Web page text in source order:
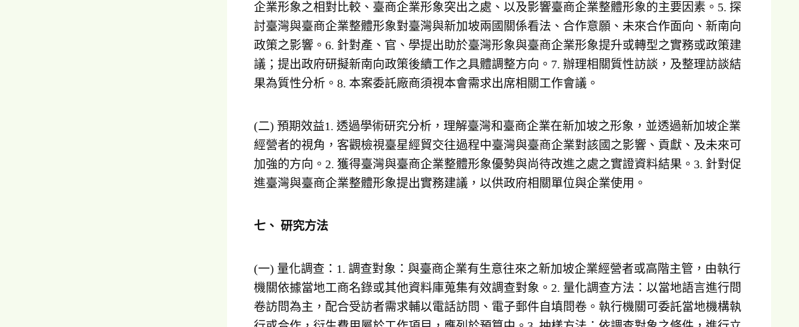
企業形象之相對比較、臺商企業形象突出之處、以及影響臺商企業整體形象的主要因素。5. 探
討臺灣與臺商企業整體形象對臺灣與新加坡兩國關係看法、合作意願、未來合作面向、新南向
政策之影響。6. 針對產、官、學提出助於臺灣形象與臺商企業形象提升或轉型之實務或政策建
議；提出政府研擬新南向政策後續工作之具體調整方向。7. 辦理相關質性訪談，及整理訪談結
果為質性分析。8. 本案委託廠商須視本會需求出席相關工作會議。
(二) 預期效益1. 透過學術研究分析，理解臺灣和臺商企業在新加坡之形象，並透過新加坡企業
經營者的視角，客觀檢視臺星經貿交往過程中臺灣與臺商企業對該國之影響、貢獻、及未來可
加強的方向。2. 獲得臺灣與臺商企業整體形象優勢與尚待改進之處之實證資料結果。3. 針對促
進臺灣與臺商企業整體形象提出實務建議，以供政府相關單位與企業使用。
七、 研究方法
(一) 量化調查：1. 調查對象：與臺商企業有生意往來之新加坡企業經營者或高階主管，由執行
機關依據當地工商名錄或其他資料庫蒐集有效調查對象。2. 量化調查方法：以當地語言進行問
卷訪問為主，配合受訪者需求輔以電話訪問、電子郵件自填問卷。執行機關可委託當地機構執